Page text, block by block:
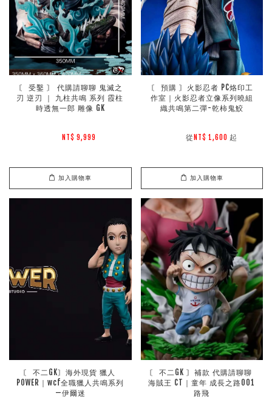
〘 受鑿 〙 代購請聊聊 鬼滅之
刃 逆刃 ｜ 九柱共鳴 系列 霞柱
時透無一郎 雕像 GK
NT$ 9,999
加入購物車
〘 預購 〙火影忍者 PC烙印工
作室｜火影忍者立像系列曉組
織共鳴第二彈-乾柿鬼鮫
        從
NT$ 1,600 起
加入購物車
〘 不二GK〙海外現貨 獵人
POWER｜wcf全職獵人共鳴系列
—伊爾迷
〘 不二GK 〙補款 代購請聊聊
海賊王 CT｜童年 成長之路001
路飛